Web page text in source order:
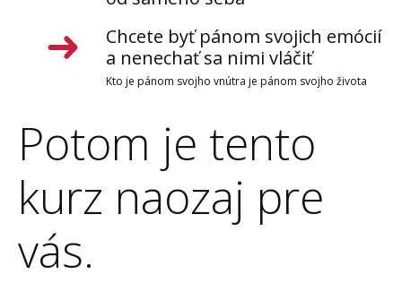
Chcete byť pánom svojich emócií
a nenechať sa nimi vláčiť
Kto je pánom svojho vnútra je pánom svojho života
Potom je tento
kurz naozaj pre
vás.